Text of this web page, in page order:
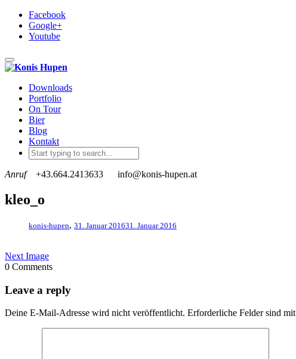
Facebook
Google+
Youtube
Toggle navigation
Downloads
Portfolio
On Tour
Bier
Blog
Kontakt
Anruf +43.664.2413633 info@konis-hupen.at
kleo_o
konis-hupen, 31. Januar 201631. Januar 2016
Next Image
0 Comments
Leave a reply
Deine E-Mail-Adresse wird nicht veröffentlicht. Erforderliche Felder sind mit